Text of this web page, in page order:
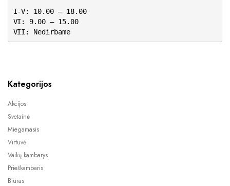
I-V: 10.00 – 18.00
VI: 9.00 – 15.00
VII: Nedirbame
Kategorijos
Akcijos
Svetainė
Miegamasis
Virtuvė
Vaikų kambarys
Prieškambaris
Biuras